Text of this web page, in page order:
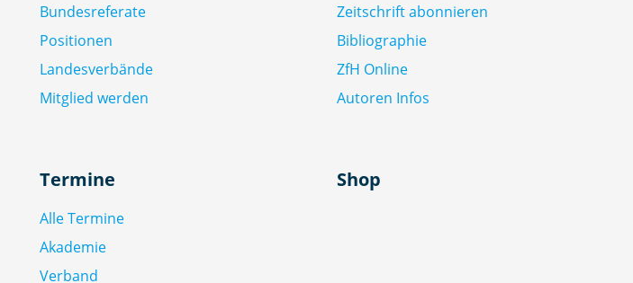
Bundesreferate
Positionen
Landesverbände
Mitglied werden
Zeitschrift abonnieren
Bibliographie
ZfH Online
Autoren Infos
Termine
Alle Termine
Akademie
Verband
Shop